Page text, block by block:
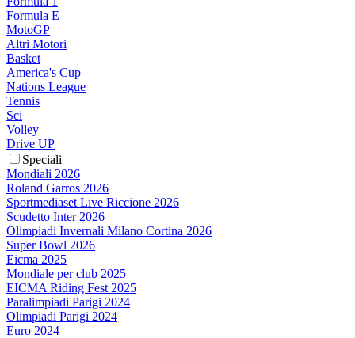
Formula E
MotoGP
Altri Motori
Basket
America's Cup
Nations League
Tennis
Sci
Volley
Drive UP
Speciali
Mondiali 2026
Roland Garros 2026
Sportmediaset Live Riccione 2026
Scudetto Inter 2026
Olimpiadi Invernali Milano Cortina 2026
Super Bowl 2026
Eicma 2025
Mondiale per club 2025
EICMA Riding Fest 2025
Paralimpiadi Parigi 2024
Olimpiadi Parigi 2024
Euro 2024